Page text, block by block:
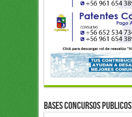
BASES CONCURSOS PUBLICOS